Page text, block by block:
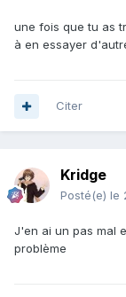
une fois que tu as
à en essayer
Citer
Kridge
Posté(e) le
J'en ai un pas mal
problème